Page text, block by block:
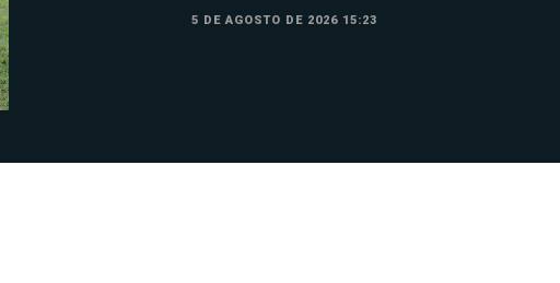
5 DE AGOSTO DE 2026 15:23